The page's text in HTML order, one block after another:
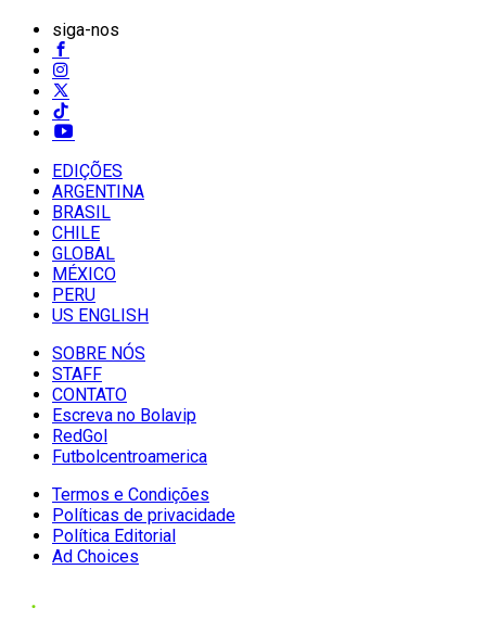
siga-nos
EDIÇÕES
ARGENTINA
BRASIL
CHILE
GLOBAL
MÉXICO
PERU
US ENGLISH
SOBRE NÓS
STAFF
CONTATO
Escreva no Bolavip
RedGol
Futbolcentroamerica
Termos e Condições
Políticas de privacidade
Política Editorial
Ad Choices